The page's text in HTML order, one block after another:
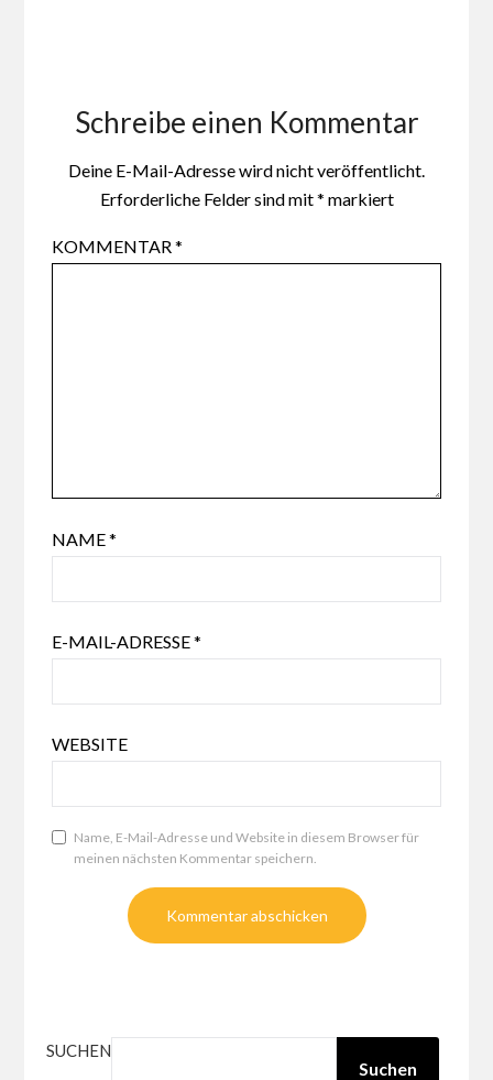
Schreibe einen Kommentar
Deine E-Mail-Adresse wird nicht veröffentlicht.
Erforderliche Felder sind mit* markiert
KOMMENTAR*
NAME*
E-MAIL-ADRESSE*
WEBSITE
Name, E-Mail-Adresse und Website in diesem Browser für
meinen nächsten Kommentar speichern.
SUCHEN
Suchen